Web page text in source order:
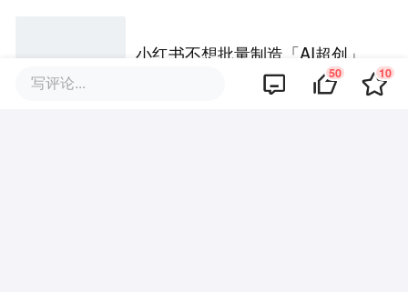
小红书不想批量制造「AI超创」
写评论... 50 10